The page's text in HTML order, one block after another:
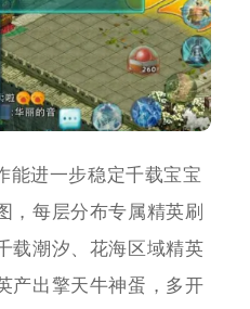
能进一步稳定千载宝宝
，每层分布专属精英刷
载潮汐、花海区域精英
产出擎天牛神蛋，多开